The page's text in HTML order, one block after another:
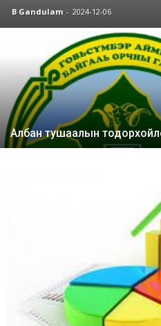
B Gandulam - 2024-12-06
Албан тушаалын